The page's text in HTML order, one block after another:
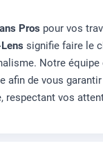
Pros pour vos
signifie faire le
Notre équipe
afin de vous
respectant vos